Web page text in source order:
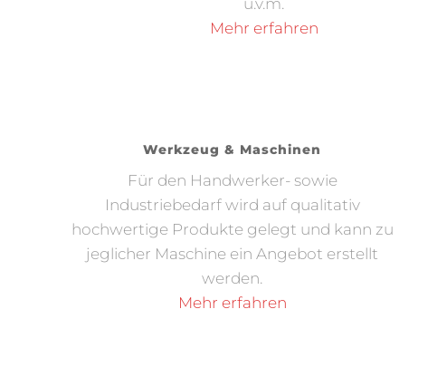
u.v.m.
Mehr erfahren
Werkzeug & Maschinen
Für den Handwerker- sowie
Industriebedarf wird auf qualitativ
hochwertige Produkte gelegt und kann zu
jeglicher Maschine ein Angebot erstellt
werden.
Mehr erfahren